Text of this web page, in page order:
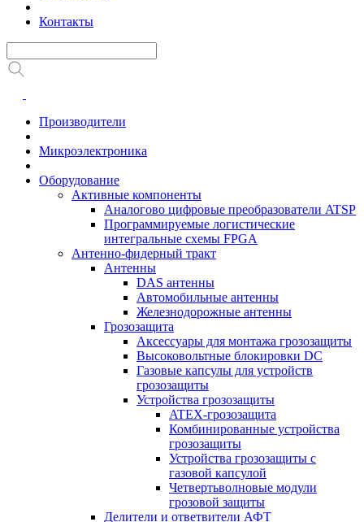
Контакты
Производители
Микроэлектроника
Оборудование
Активные компоненты
Аналогово цифровые преобразователи ATSP
Программируемые логистические
интегральные схемы FPGA
Антенно-фидерный тракт
Антенны
DAS антенны
Автомобильные антенны
Железнодорожные антенны
Грозозащита
Аксессуары для монтажа грозозащиты
Высоковольтные блокировки DC
Газовые капсулы для устройств
грозозащиты
Устройства грозозащиты
ATEX-грозозащита
Комбинированные устройства
грозозащиты
Устройства грозозащиты с
газовой капсулой
Четвертьволновые модули
грозовой защиты
Делители и ответвители АФТ